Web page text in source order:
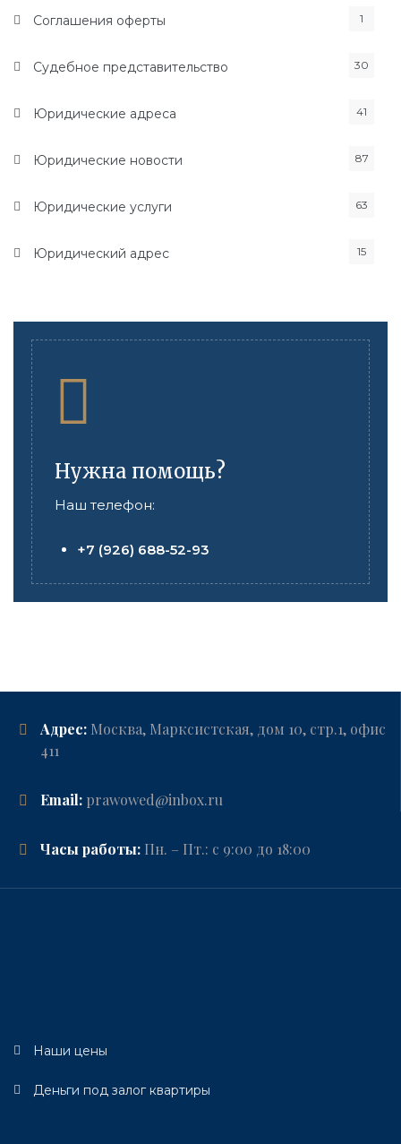
Соглашения оферты 1
Судебное представительство 30
Юридические адреса 41
Юридические новости 87
Юридические услуги 63
Юридический адрес 15
Нужна помощь?
Наш телефон:
+7 (926) 688-52-93
Адрес: Москва, Марксистская, дом 10, стр.1, офис
411
Email: prawowed@inbox.ru
Часы работы: Пн. – Пт.: с 9:00 до 18:00
Наши цены
Деньги под залог квартиры